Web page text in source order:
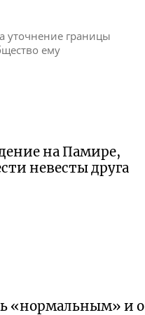
уточнение границы
ему
на Памире,
невесты друга
«нормальным» и о